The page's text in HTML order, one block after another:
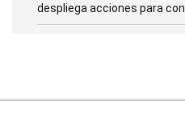
despliega acciones para